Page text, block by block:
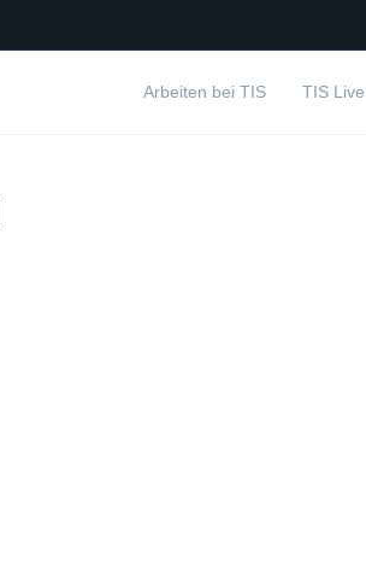
Arbeiten bei TIS TIS Live